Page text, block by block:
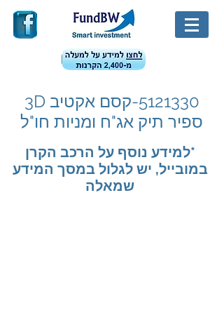
5121330
-קסם אקטיב 3D
ספיר תיק אג"ח ומניות חו"ל
*למידע נוסף על הרכב הקרן
במובייל, יש לגלול במסך המידע
שמאלה